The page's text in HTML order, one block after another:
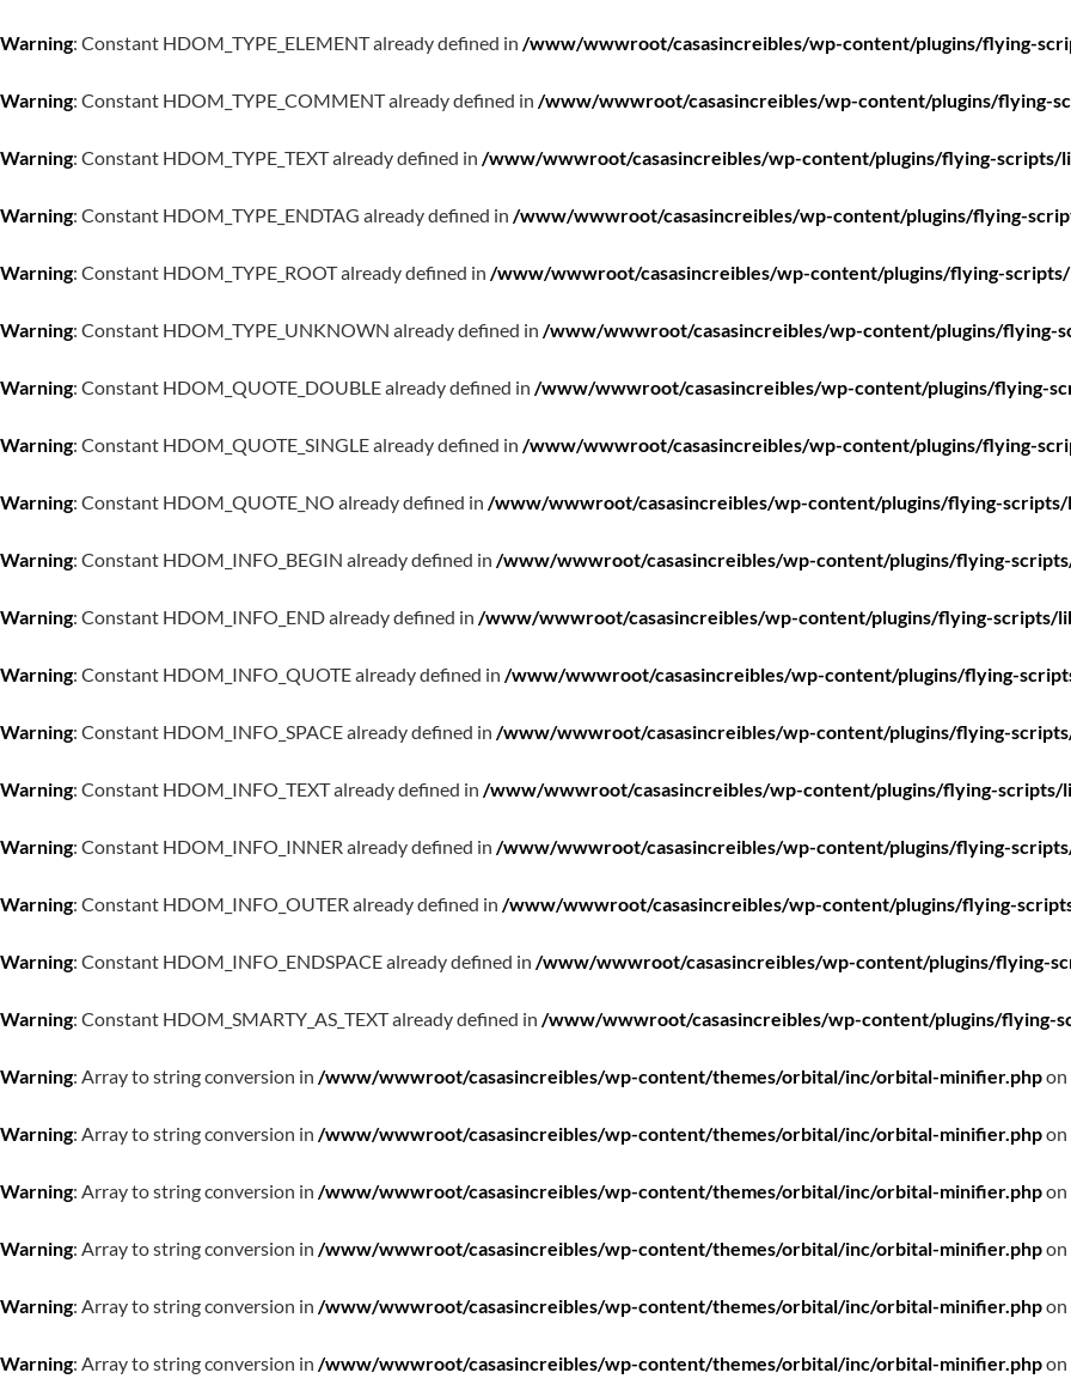
Warning: Constant HDOM_TYPE_ELEMENT already defined in /www/wwwroot/casasincreibles/wp-content/plugins/flying-
Warning: Constant HDOM_TYPE_COMMENT already defined in /www/wwwroot/casasincreibles/wp-content/plugins/flying-
Warning: Constant HDOM_TYPE_TEXT already defined in /www/wwwroot/casasincreibles/wp-content/plugins/flying-scripts/
Warning: Constant HDOM_TYPE_ENDTAG already defined in /www/wwwroot/casasincreibles/wp-content/plugins/flying-
Warning: Constant HDOM_TYPE_ROOT already defined in /www/wwwroot/casasincreibles/wp-content/plugins/flying-
Warning: Constant HDOM_TYPE_UNKNOWN already defined in /www/wwwroot/casasincreibles/wp-content/plugins/flying-
Warning: Constant HDOM_QUOTE_DOUBLE already defined in /www/wwwroot/casasincreibles/wp-content/plugins/flying-
Warning: Constant HDOM_QUOTE_SINGLE already defined in /www/wwwroot/casasincreibles/wp-content/plugins/flying-
Warning: Constant HDOM_QUOTE_NO already defined in /www/wwwroot/casasincreibles/wp-content/plugins/flying-scripts/
Warning: Constant HDOM_INFO_BEGIN already defined in /www/wwwroot/casasincreibles/wp-content/plugins/flying-
Warning: Constant HDOM_INFO_END already defined in /www/wwwroot/casasincreibles/wp-content/plugins/flying-scripts/
Warning: Constant HDOM_INFO_QUOTE already defined in /www/wwwroot/casasincreibles/wp-content/plugins/flying-
Warning: Constant HDOM_INFO_SPACE already defined in /www/wwwroot/casasincreibles/wp-content/plugins/flying-
Warning: Constant HDOM_INFO_TEXT already defined in /www/wwwroot/casasincreibles/wp-content/plugins/flying-scripts/
Warning: Constant HDOM_INFO_INNER already defined in /www/wwwroot/casasincreibles/wp-content/plugins/flying-
Warning: Constant HDOM_INFO_OUTER already defined in /www/wwwroot/casasincreibles/wp-content/plugins/flying-
Warning: Constant HDOM_INFO_ENDSPACE already defined in /www/wwwroot/casasincreibles/wp-content/plugins/flying-
Warning: Constant HDOM_SMARTY_AS_TEXT already defined in /www/wwwroot/casasincreibles/wp-content/plugins/flying-
Warning: Array to string conversion in /www/wwwroot/casasincreibles/wp-content/themes/orbital/inc/orbital-minifier.php
Warning: Array to string conversion in /www/wwwroot/casasincreibles/wp-content/themes/orbital/inc/orbital-minifier.php
Warning: Array to string conversion in /www/wwwroot/casasincreibles/wp-content/themes/orbital/inc/orbital-minifier.php
Warning: Array to string conversion in /www/wwwroot/casasincreibles/wp-content/themes/orbital/inc/orbital-minifier.php
Warning: Array to string conversion in /www/wwwroot/casasincreibles/wp-content/themes/orbital/inc/orbital-minifier.php
Warning: Array to string conversion in /www/wwwroot/casasincreibles/wp-content/themes/orbital/inc/orbital-minifier.php